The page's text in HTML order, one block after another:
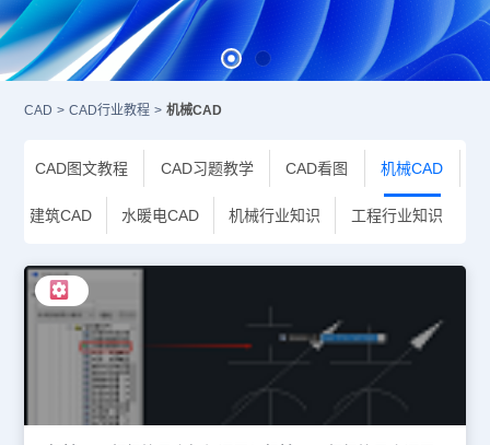
CAD > CAD行业教程 > 机械CAD
CAD图文教程 CAD习题教学 CAD看图 机械CAD
建筑CAD 水暖电CAD 机械行业知识 工程行业知识